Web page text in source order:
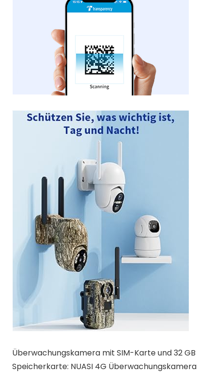
Überwachungskamera mit SIM-Karte und 32 GB
Speicherkarte: NUASI 4G Überwachungskamera